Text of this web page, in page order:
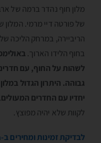
מלון חוף נהדר ברמה של
של פורטה דיי מרמי.
הריביירה, במרחק הליכה
בחוף הלידו הארוך.
לשהות על החוף, עם חדרים
גבוהה. היתרון הגדול
יחדיו עם החדרים המעולים
לקוות שלא יהיה מפוצץ.
לבדיקת זמינות ומחירים ב-Hotel Olimpia, הקליקו כאן…